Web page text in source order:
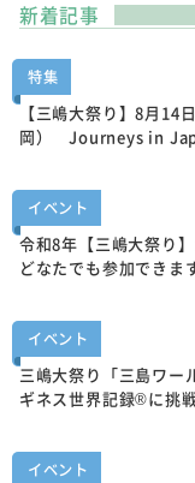
新着記事
特集
【三嶋大祭り】8月14
岡） Journeys in
イベント
令和8年【三嶋大祭り
どなたでも参加でき
イベント
三嶋大祭り「三島ワー
ギネス世界記録®に挑
イベント